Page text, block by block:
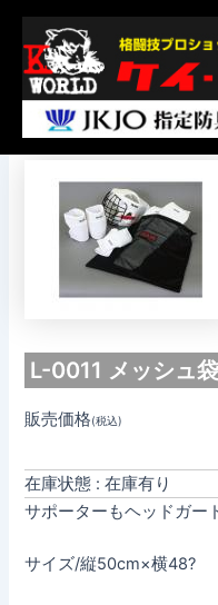
L-0011 メ
L-0011 メッシュ
販売価格(税込)
在庫状態 : 在庫有り
サポーターもヘッドガー
サイズ/縦50cm×横48?
Post
navigation